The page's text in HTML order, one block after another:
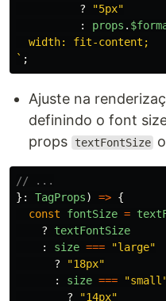
?
"5px"
:
props .
  width: fit-content;
` ;
Ajuste na
definindo o font
props
textFontSize
// ...
}:
TagProps) => {
const
fontSize =
?
textFontSize
:
size === "large"
?
"18px"
:
size === "small
?
"14px"